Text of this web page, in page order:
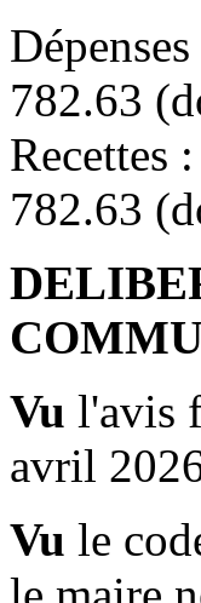
782.63
782.63
Vu l'avis
avril
Vu le